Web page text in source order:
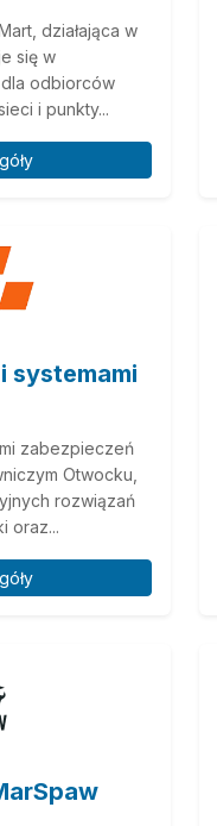
działająca w
się w
odbiorców
i punkty...
systemami
zabezpieczeń
Otwocku,
rozwiązań
oraz...